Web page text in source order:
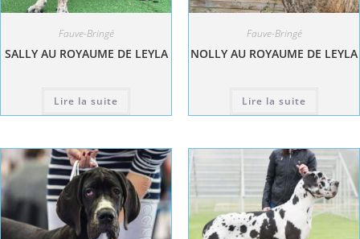
Fauve-Bringé
SALLY AU ROYAUME DE LEYLA
Lire la suite
Fauve-Bringé
NOLLY AU ROYAUME DE LEYLA
Lire la suite